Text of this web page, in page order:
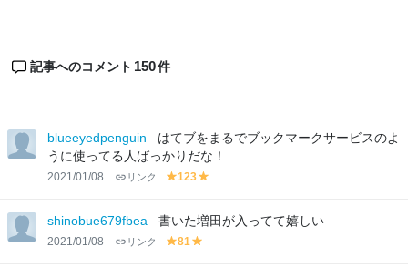
記事へのコメント 150件
blueeyedpenguin
はてブをまるでブックマークサービスのよ
うに使ってる人ばっかりだな！
2021/01/08 リンク
y
lo
w
123
lo
shinobue679fbea 書いた増田が入ってて嬉しい
2021/01/08 リンク
y
81